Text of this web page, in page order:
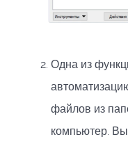
Одна из
файлов из
компьютер.